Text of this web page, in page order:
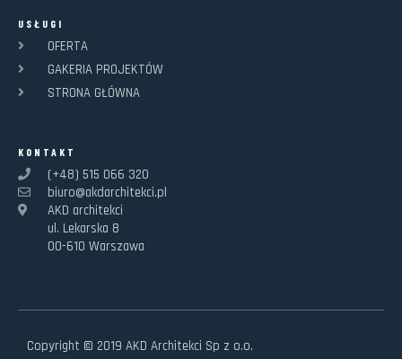
USŁUGI
OFERTA
GAKERIA PROJEKTÓW
STRONA GŁÓWNA
KONTAKT
(+48) 515 066 320
biuro@akdarchitekci.pl
AKD architekci
ul. Lekarska 8
00-610 Warszawa
Copyright © 2019 AKD Architekci Sp z o.o.